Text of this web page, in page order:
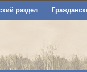
раздел